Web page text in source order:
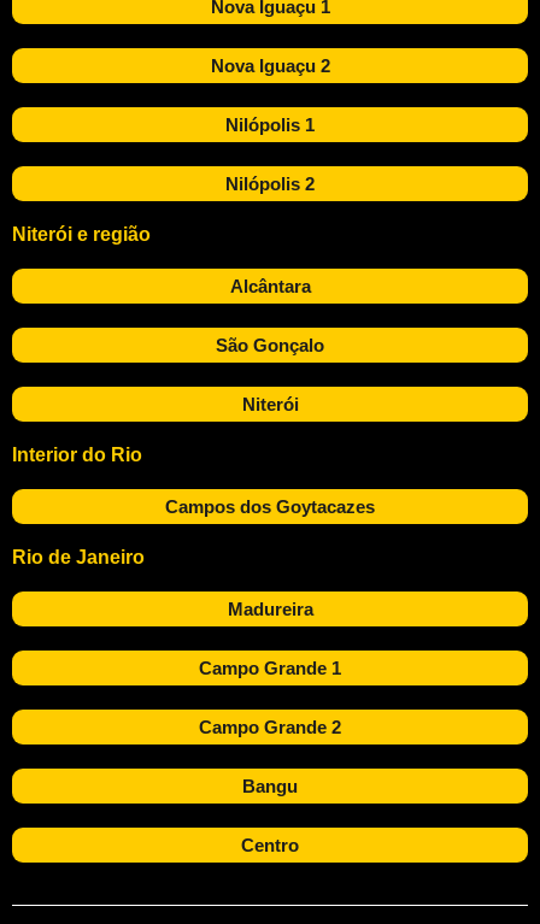
Nova Iguaçu 1
Nova Iguaçu 2
Nilópolis 1
Nilópolis 2
Niterói e região
Alcântara
São Gonçalo
Niterói
Interior do Rio
Campos dos Goytacazes
Rio de Janeiro
Madureira
Campo Grande 1
Campo Grande 2
Bangu
Centro